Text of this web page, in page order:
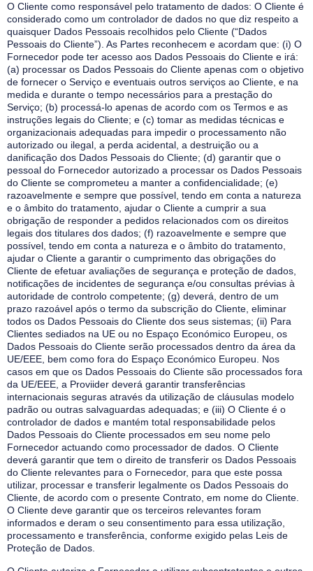
O Cliente como responsável pelo tratamento de dados: O Cliente é
considerado como um controlador de dados no que diz respeito a
quaisquer Dados Pessoais recolhidos pelo Cliente (“Dados
Pessoais do Cliente”). As Partes reconhecem e acordam que: (i) O
Fornecedor pode ter acesso aos Dados Pessoais do Cliente e irá:
(a) processar os Dados Pessoais do Cliente apenas com o objetivo
de fornecer o Serviço e eventuais outros serviços ao Cliente, e na
medida e durante o tempo necessários para a prestação do
Serviço; (b) processá-lo apenas de acordo com os Termos e as
instruções legais do Cliente; e (c) tomar as medidas técnicas e
organizacionais adequadas para impedir o processamento não
autorizado ou ilegal, a perda acidental, a destruição ou a
danificação dos Dados Pessoais do Cliente; (d) garantir que o
pessoal do Fornecedor autorizado a processar os Dados Pessoais
do Cliente se comprometeu a manter a confidencialidade; (e)
razoavelmente e sempre que possível, tendo em conta a natureza
e o âmbito do tratamento, ajudar o Cliente a cumprir a sua
obrigação de responder a pedidos relacionados com os direitos
legais dos titulares dos dados; (f) razoavelmente e sempre que
possível, tendo em conta a natureza e o âmbito do tratamento,
ajudar o Cliente a garantir o cumprimento das obrigações do
Cliente de efetuar avaliações de segurança e proteção de dados,
notificações de incidentes de segurança e/ou consultas prévias à
autoridade de controlo competente; (g) deverá, dentro de um
prazo razoável após o termo da subscrição do Cliente, eliminar
todos os Dados Pessoais do Cliente dos seus sistemas; (ii) Para
Clientes sediados na UE ou no Espaço Económico Europeu, os
Dados Pessoais do Cliente serão processados dentro da área da
UE/EEE, bem como fora do Espaço Económico Europeu. Nos
casos em que os Dados Pessoais do Cliente são processados fora
da UE/EEE, a Proviider deverá garantir transferências
internacionais seguras através da utilização de cláusulas modelo
padrão ou outras salvaguardas adequadas; e (iii) O Cliente é o
controlador de dados e mantém total responsabilidade pelos
Dados Pessoais do Cliente processados em seu nome pelo
Fornecedor actuando como processador de dados. O Cliente
deverá garantir que tem o direito de transferir os Dados Pessoais
do Cliente relevantes para o Fornecedor, para que este possa
utilizar, processar e transferir legalmente os Dados Pessoais do
Cliente, de acordo com o presente Contrato, em nome do Cliente.
O Cliente deve garantir que os terceiros relevantes foram
informados e deram o seu consentimento para essa utilização,
processamento e transferência, conforme exigido pelas Leis de
Proteção de Dados.